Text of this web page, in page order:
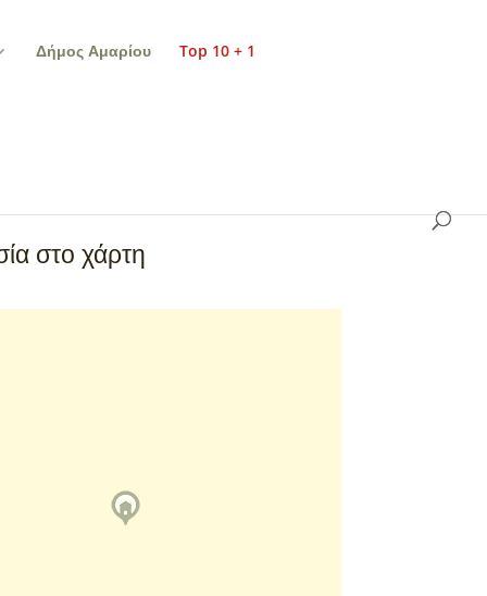
Δήμος Αμαρίου Top 10 + 1
στο χάρτη